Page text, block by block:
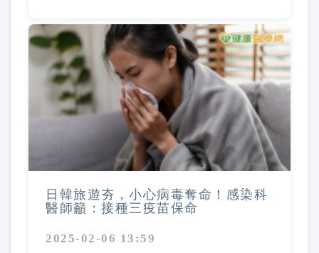
日韓旅遊夯，小心病毒奪命！感染科
醫師籲：接種三疫苗保命
2025-02-06 13:59